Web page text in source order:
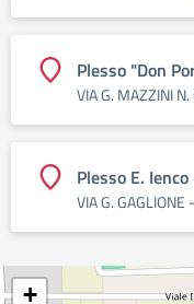
Plesso "Don
VIA G. MAZZINI
Plesso E.
VIA G.
+